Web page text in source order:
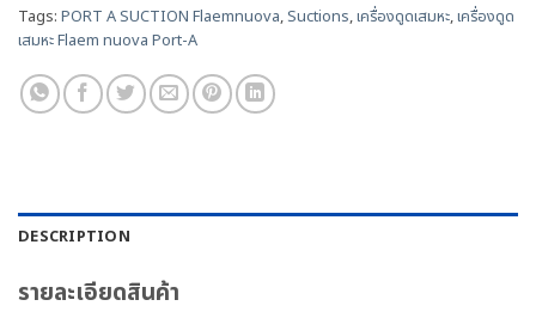
Tags: PORT A SUCTION Flaemnuova, Suctions,เครื่องดูดเสมหะ,เครื่องดูด
เสมหะ Flaem nuova Port-A
DESCRIPTION
รายละเอียดสินค้า